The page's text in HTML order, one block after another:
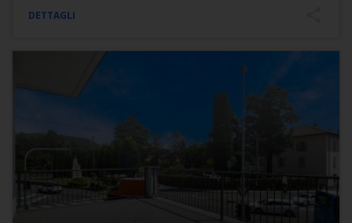
DETTAGLI